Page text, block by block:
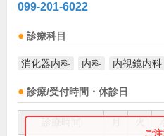
099-201-6022
診療科目
消化器内科 内科 内視鏡内科
診療/受付時間・休診日